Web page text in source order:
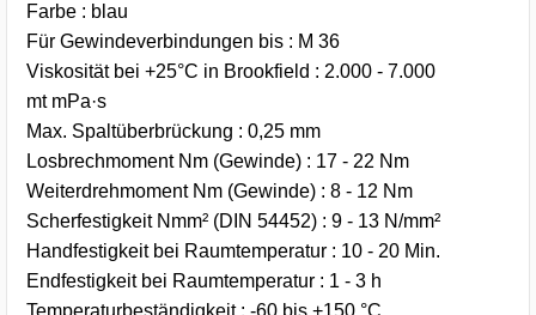
Farbe : blau
Für Gewindeverbindungen bis : M 36
Viskosität bei +25°C in Brookfield : 2.000 - 7.000
mt mPa·s
Max. Spaltüberbrückung : 0,25 mm
Losbrechmoment Nm (Gewinde) : 17 - 22 Nm
Weiterdrehmoment Nm (Gewinde) : 8 - 12 Nm
Scherfestigkeit Nmm² (DIN 54452) : 9 - 13 N/mm²
Handfestigkeit bei Raumtemperatur : 10 - 20 Min.
Endfestigkeit bei Raumtemperatur : 1 - 3 h
Temperaturbeständigkeit : -60 bis +150 °C